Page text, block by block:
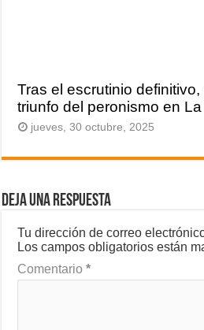
Tras el escrutinio
triunfo del peronismo en
jueves, 30 octubre, 2025
Deja una respuesta
Tu dirección de correo
Los campos obligatorios están
Comentario*